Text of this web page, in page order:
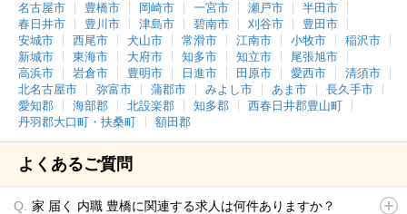
名古屋市 豊橋市 岡崎市 一宮市 瀬戸市
半田市
春日井市
豊川市 津島市 碧南市 刈谷市
豊田市
安城市
西尾市 犬山市 常滑市 江南市 小牧市
稲沢市
新城市
東海市 大府市 知多市 知立市
尾張旭市
高浜市
岩倉市 豊明市 日進市 田原市 愛西市
清須市
北名古屋市
弥富市 蒲郡市 みよし市 あま市
長久手市
愛知郡
海部郡 北設楽郡 知多郡
西春日井郡豊山町
丹羽郡大口町・扶桑町
額田郡
よくあるご質問
家 届く 内職 豊橋に関連する求人は何件ありますか？